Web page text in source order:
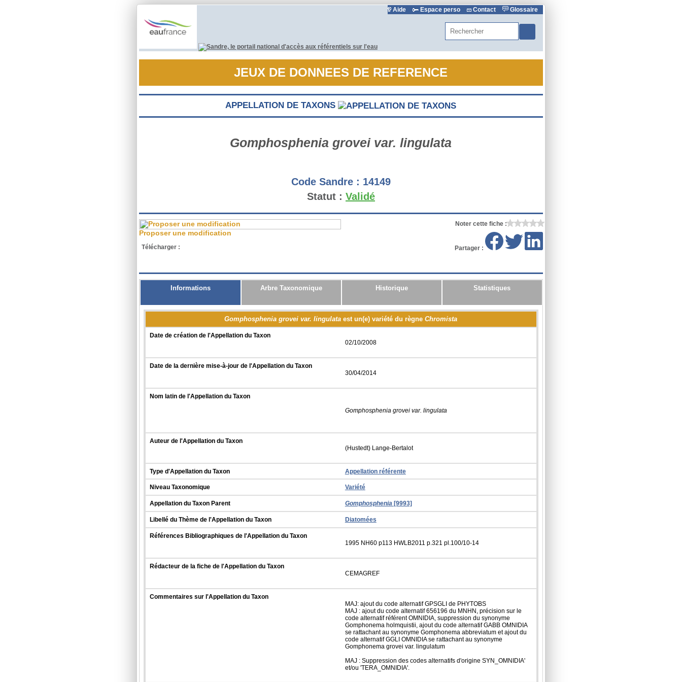
Aide Espace perso Contact Glossaire
Rechercher
JEUX DE DONNEES DE REFERENCE
APPELLATION DE TAXONS
Gomphosphenia grovei var. lingulata
Code Sandre : 14149
Statut : Validé
Proposer une modification
Noter cette fiche :
Partager :
Télécharger :
Informations Arbre Taxonomique Historique Statistiques
Gomphosphenia grovei var. lingulataest un(e) variété du règneChromista
Date de création de l'Appellation du Taxon
02/10/2008
Date de la dernière mise-à-jour de l'Appellation du Taxon
30/04/2014
Nom latin de l'Appellation du Taxon
Gomphosphenia grovei var. lingulata
Auteur de l'Appellation du Taxon
(Hustedt) Lange-Bertalot
Type d'Appellation du Taxon Appellation référente
Niveau Taxonomique Variété
Appellation du Taxon Parent Gomphosphenia [9993]
Libellé du Thème de l'Appellation du Taxon Diatomées
Références Bibliographiques de l'Appellation du Taxon
1995 NH60 p113 HWLB2011 p.321 pl.100/10-14
Rédacteur de la fiche de l'Appellation du Taxon
CEMAGREF
Commentaires sur l'Appellation du Taxon
MAJ: ajout du code alternatif GPSGLI de PHYTOBS
MAJ : ajout du code alternatif 656196 du MNHN, précision sur le
code alternatif référent OMNIDIA, suppression du synonyme
Gomphonema holmquistii, ajout du code alternatif GABB OMNIDIA
se rattachant au synonyme Gomphonema abbreviatum et ajout du
code alternatif GGLI OMNIDIA se rattachant au synonyme
Gomphonema grovei var. lingulatum
MAJ : Suppression des codes alternatifs d'origine SYN_OMNIDIA'
et/ou 'TERA_OMNIDIA'.